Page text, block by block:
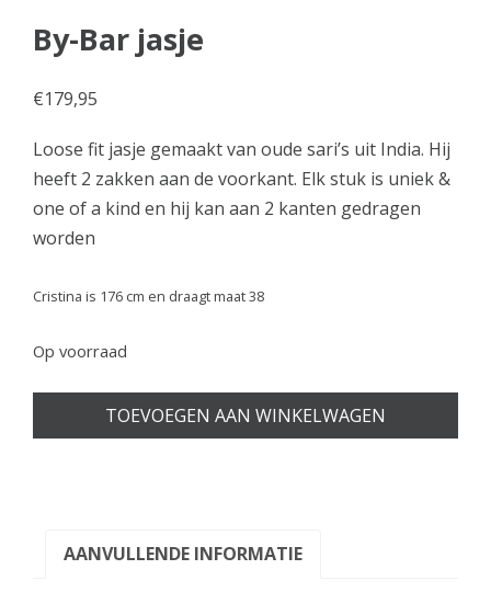
By-Bar jasje
€179,95
Loose fit jasje gemaakt van oude sari’s uit India. Hij
heeft 2 zakken aan de voorkant. Elk stuk is uniek &
one of a kind en hij kan aan 2 kanten gedragen
worden
Cristina is 176 cm en draagt maat 38
Op voorraad
TOEVOEGEN AAN WINKELWAGEN
AANVULLENDE INFORMATIE